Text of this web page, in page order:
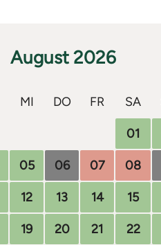
August 2026
MI DO FR SA
01
05 06 07 08
12 13 14 15
19 20 21 22